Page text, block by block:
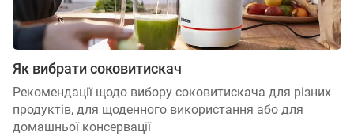
Як вибрати соковитискач
Рекомендації щодо вибору соковитискача для різних
продуктів, для щоденного використання або для
домашньої консервації